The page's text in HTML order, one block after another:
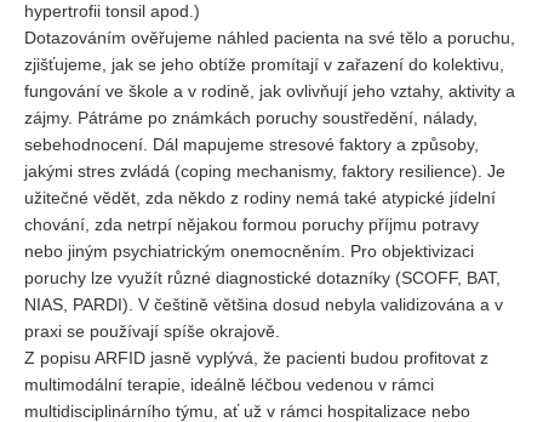
hypertrofii tonsil apod.)
Dotazováním ověřujeme náhled pacienta na své tělo a poruchu,
zjišťujeme, jak se jeho obtíže promítají v zařazení do kolektivu,
fungování ve škole a v rodině, jak ovlivňují jeho vztahy, aktivity a
zájmy. Pátráme po známkách poruchy soustředění, nálady,
sebehodnocení. Dál mapujeme stresové faktory a způsoby,
jakými stres zvládá (coping mechanismy, faktory resilience). Je
užitečné vědět, zda někdo z rodiny nemá také atypické jídelní
chování, zda netrpí nějakou formou poruchy příjmu potravy
nebo jiným psychiatrickým onemocněním. Pro objektivizaci
poruchy lze využít různé diagnostické dotazníky (SCOFF, BAT,
NIAS, PARDI). V češtině většina dosud nebyla validizována a v
praxi se používají spíše okrajově.
Z popisu ARFID jasně vyplývá, že pacienti budou profitovat z
multimodální terapie, ideálně léčbou vedenou v rámci
multidisciplinárního týmu, ať už v rámci hospitalizace nebo